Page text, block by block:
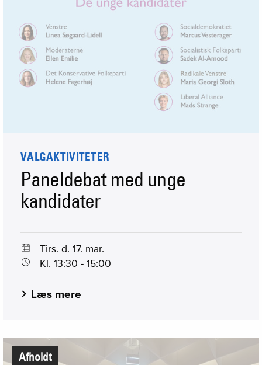
VALGAKTIVITETER
Paneldebat med unge
kandidater
Tirs. d. 17. mar.
Kl. 13:30 - 15:00
Læs mere
Afholdt